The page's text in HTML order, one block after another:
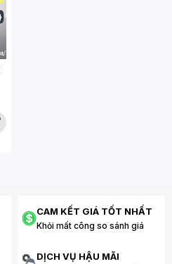
CAM KẾT GIÁ TỐT NHẤT
Khỏi mất công so sánh giá
DỊCH VỤ HẬU MÃI